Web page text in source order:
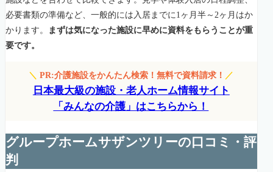
必要書類の準備など、一般的には入居までに1ヶ月半～2ヶ月はか
かります。
まずは気になった施設に早めに資料をもらうことが重
要です。
＼PR:介護施設をかんたん検索！無料で資料請求！ ／
日本最大級の施設・老人ホーム情報サイト
「みんなの介護」はこちらから！
グループホームサザンツリーの口コミ・評
判